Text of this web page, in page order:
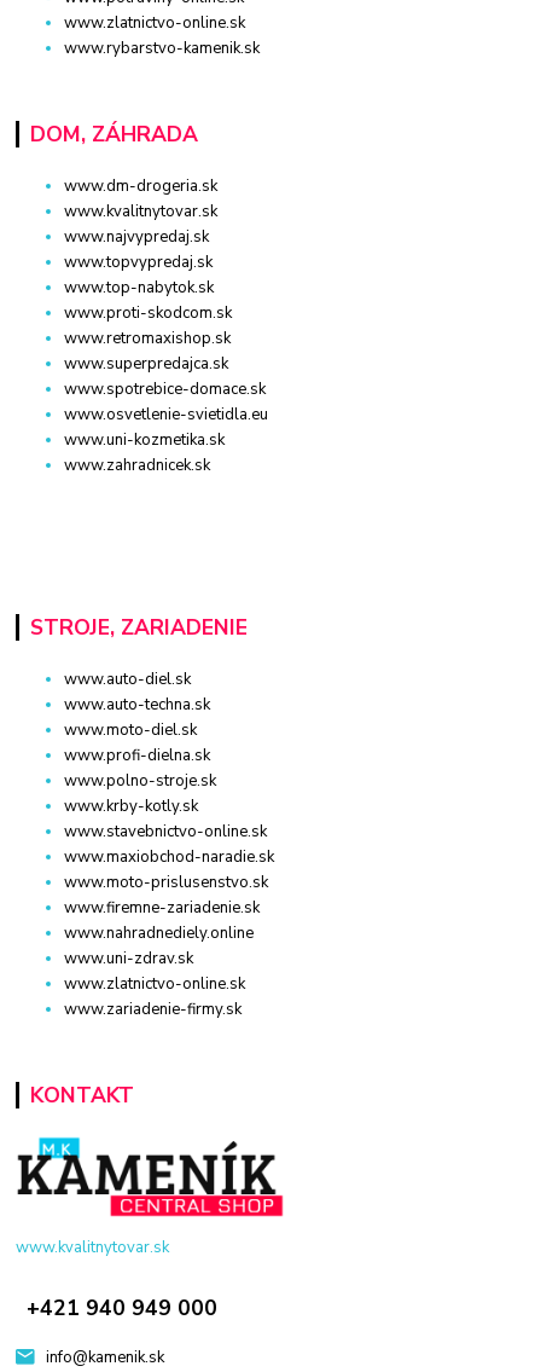
www.zlatnictvo-online.sk
www.rybarstvo-kamenik.sk
DOM, ZÁHRADA
www.dm-drogeria.sk
www.kvalitnytovar.sk
www.najvypredaj.sk
www.topvypredaj.sk
www.top-nabytok.sk
www.proti-skodcom.sk
www.retromaxishop.sk
www.superpredajca.sk
www.spotrebice-domace.sk
www.osvetlenie-svietidla.eu
www.uni-kozmetika.sk
www.zahradnicek.sk
STROJE, ZARIADENIE
www.auto-diel.sk
www.auto-techna.sk
www.moto-diel.sk
www.profi-dielna.sk
www.polno-stroje.sk
www.krby-kotly.sk
www.stavebnictvo-online.sk
www.maxiobchod-naradie.sk
www.moto-prislusenstvo.sk
www.firemne-zariadenie.sk
www.nahradnediely.online
www.uni-zdrav.sk
www.zlatnictvo-online.sk
www.zariadenie-firmy.sk
KONTAKT
www.kvalitnytovar.sk
+421 940 949 000
info@kamenik.sk